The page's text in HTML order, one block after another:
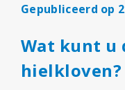
Gepubliceerd op
Wat kunt u
hielkloven?